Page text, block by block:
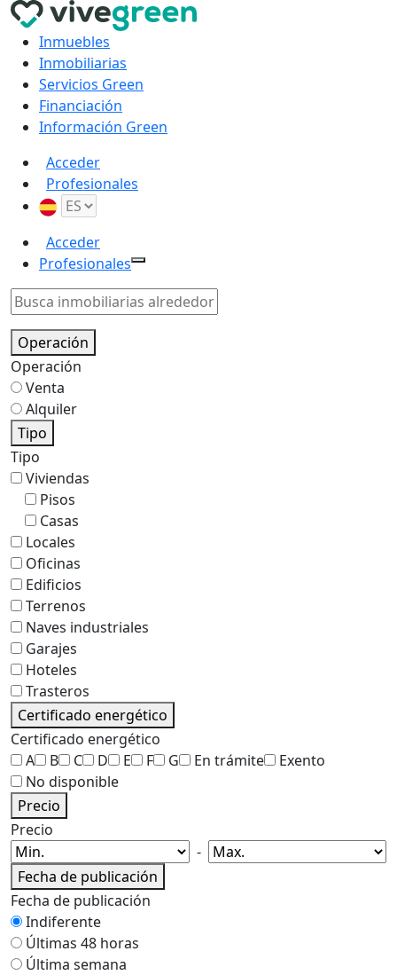
Inmuebles
Inmobiliarias
Servicios Green
Financiación
Información Green
Acceder
Profesionales
Acceder
Profesionales
Operación
Operación
Venta
Alquiler
Tipo
Tipo
Viviendas
Pisos
Casas
Locales
Oficinas
Edificios
Terrenos
Naves industriales
Garajes
Hoteles
Trasteros
Certificado energético
Certificado energético
A
B C D E F G En trámite
Exento
No disponible
Precio
Precio
-
Fecha de publicación
Fecha de publicación
Indiferente
Últimas 48 horas
Última semana